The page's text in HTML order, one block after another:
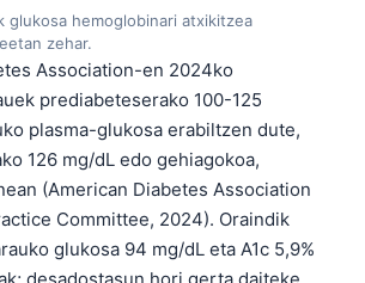
glukosa hemoglobinari atxikitzea
zehar.
Association-en 2024ko
prediabeteserako 100-125
plasma-glukosa erabiltzen dute,
126 mg/dL edo gehiagokoa,
(American Diabetes Association
Committee, 2024). Oraindik
glukosa 94 mg/dL eta A1c 5,9%
desadostasun hori gerta daiteke